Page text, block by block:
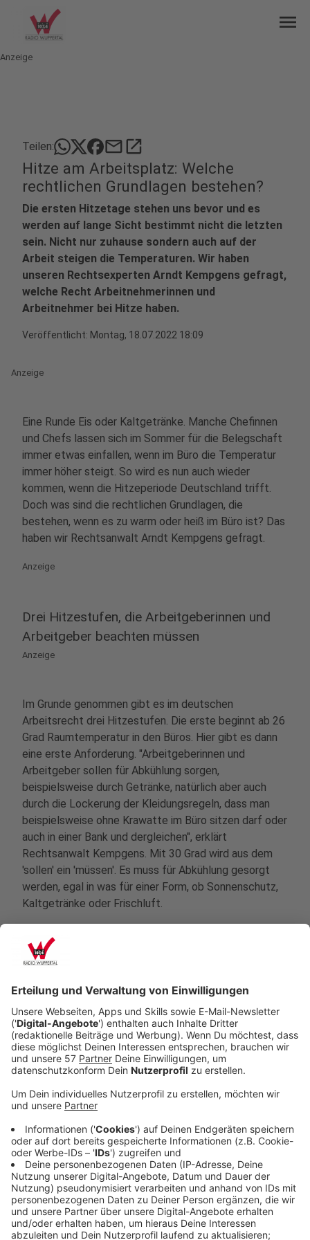
menu
Anzeige
Teilen: mailopen_in_new
Hitze am Arbeitsplatz: Welche
rechtlichen Grundlagen bestehen?
Die ersten Hitzetage stehen uns bevor und es
werden auf lange Sicht bestimmt nicht die letzten
sein. Nicht nur zuhause sondern auch auf der
Arbeit steigen die Temperaturen. Wir haben
unseren Rechtsexperten Arndt Kempgens gefragt,
welche Recht Arbeitnehmerinnen und
Arbeitnehmer bei Hitze haben.
Veröffentlicht: Montag, 18.07.2022 18:09
Anzeige
Eine Runde Eis oder Kaltgetränke. Manche Chefinnen
und Chefs lassen sich im Sommer für die Belegschaft
immer etwas einfallen, wenn im Büro die Temperatur
immer höher steigt. So wird es nun auch wieder
kommen, wenn die Hitzeperiode Deutschland trifft.
Doch was sind die rechtlichen Grundlagen, die
bestehen, wenn es zu warm oder heiß im Büro ist? Das
haben wir Rechtsanwalt Arndt Kempgens gefragt.
Anzeige
Drei Hitzestufen, die Arbeitgeberinnen und
Arbeitgeber beachten müssen
Anzeige
Im Grunde genommen gibt es im deutschen
Arbeitsrecht drei Hitzestufen. Die erste beginnt ab 26
Grad Raumtemperatur in den Büros. Hier gibt es dann
eine erste Anforderung. "Arbeitgeberinnen und
Arbeitgeber sollen für Abkühlung sorgen,
beispielsweise durch Getränke, natürlich aber auch
durch die Lockerung der Kleidungsregeln, dass man
beispielsweise ohne Krawatte im Büro sitzen darf oder
auch in einer Bank und dergleichen", erklärt
Rechtsanwalt Kempgens. Mit 30 Grad wird aus dem
'sollen' ein 'müssen'. Es muss für Abkühlung gesorgt
werden, egal in was für einer Form, ob Sonnenschutz,
Kaltgetränke oder Frischluft.
ab 36 Grad - ist laut Kempgens in aller Regel Schluss.
"Da gilt ein Innenraum oder Arbeitsplatz nicht mehr als
die aber niemand hat und was im Büro eher sowieso
nicht geht", sagt Kempgens. Das bedeutet aber nicht,
dass man dann "einfach den Stift fallen lässt und nach
Hause geht. Das ist nicht zulässig", mahnt er. Dies
könnte zu einer Abmahnung oder gar Kündigung führen.
Seine einfache und simple Empfehlung: Das Gespräch
mit Chef oder Chefin suchen: "Man kann beispielsweise
sagen, 'die Temperaturen sind zu hoch, es muss etwas
getan werden'. Und nur wenn der Chef oder die Chefin
dann nicht reagieren, kann man theoretisch seine
Arbeit niederlegen und nach Hause gehen, wo es
weniger heiß ist, wo es kühler ist und bekommt
trotzdem Lohn und Gehalt weiter."
Anzeige